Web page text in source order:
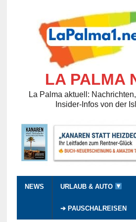
LA PALMA
La Palma aktuell:
Insider-Infos von der
NEWS URLAUB & AUTO
➔ PAUSCHALREISEN